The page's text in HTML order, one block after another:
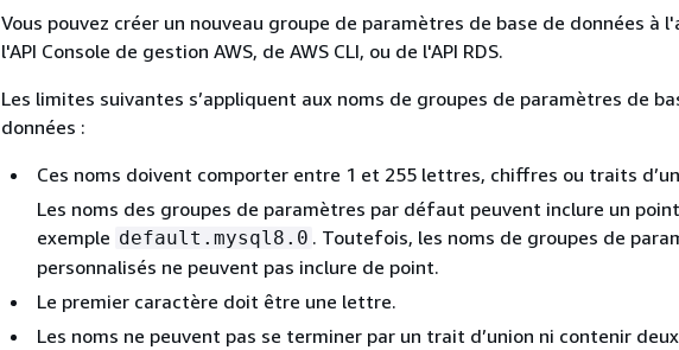
Vous pouvez créer un nouveau groupe de paramètres de base de données à
l'API Console de gestion AWS, de AWS CLI, ou de l'API RDS.
Les limites suivantes s’appliquent aux noms de groupes de paramètres de
données :
Ces noms doivent comporter entre 1 et 255 lettres, chiffres ou traits
Les noms des groupes de paramètres par défaut peuvent inclure un
exemple default.mysql8.0 . Toutefois, les noms de groupes de
personnalisés ne peuvent pas inclure de point.
Le premier caractère doit être une lettre.
Les noms ne peuvent pas se terminer par un trait d’union ni contenir